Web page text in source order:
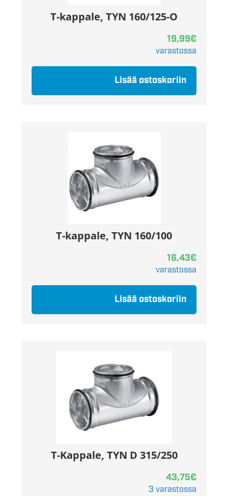
T-kappale, TYN 160/125-O
19,99€
varastossa
Lisää ostoskoriin
T-kappale, TYN 160/100
16,43€
varastossa
Lisää ostoskoriin
T-Kappale, TYN D 315/250
43,75€
3 varastossa